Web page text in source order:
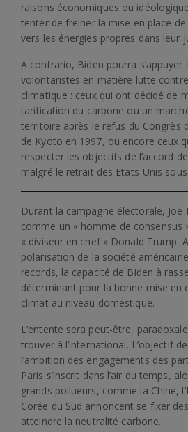
raisons économiques ou
tenter de freiner la mise en place
vers les énergies propres dans leur
A contrario, Biden pourra s’appuyer
volontaristes en matière lutte
climatique : ceux qui ont décidé de
tarification du carbone ou un
territoire après le refus du Congrès
de Kyoto en 1997, ou encore ceux
respecter les objectifs de l’accord
malgré le retrait des Etats-Unis
Durant la campagne électorale, Joe
comme un « homme de consensus
« diviseur en chef » Donald Trump.
polarisation de la société
records, la capacité de Biden à
déterminant pour la bonne mise en
climat au niveau domestique.
L’entente sera peut-être,
trouver à l’international. L’objectif
l’ambition des engagements des
Paris s’inscrit dans l’air du temps,
grands pollueurs, comme la Chine,
Corée du Sud annoncent se fixer
atteindre la neutralité carbone.